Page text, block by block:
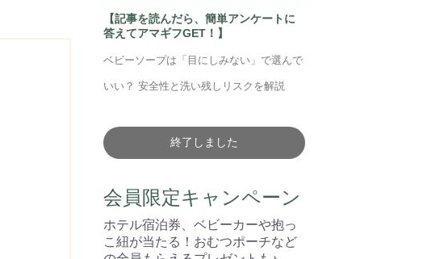
【記事を読んだら、簡単アンケートに
答えてアマギフGET！】
ベビーソープは「目にしみない」で選んで
いい？ 安全性と洗い残しリスクを解説
終了しました
会員限定キャンペーン
ホテル宿泊券、ベビーカーや抱っ
こ紐が当たる！おむつポーチなど